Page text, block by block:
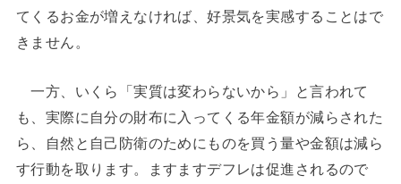
てくるお金が増えなければ、好景気を実感することはで
きません。
一方、いくら「実質は変わらないから」と言われて
も、実際に自分の財布に入ってくる年金額が減らされた
ら、自然と自己防衛のためにものを買う量や金額は減ら
す行動を取ります。ますますデフレは促進されるので